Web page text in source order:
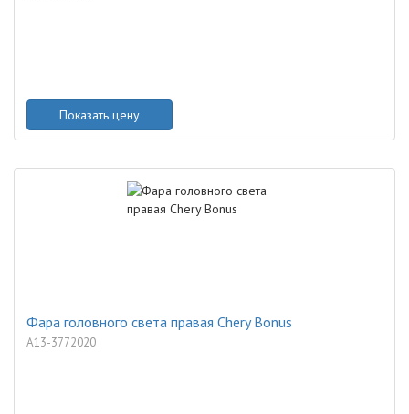
Показать цену
Фара головного света правая Chery Bonus
A13-3772020